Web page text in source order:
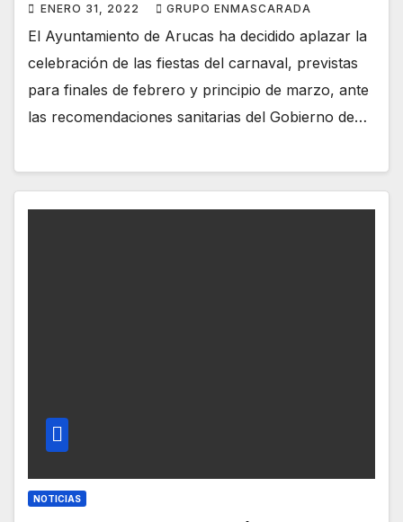
ENERO 31, 2022 GRUPO ENMASCARADA
El Ayuntamiento de Arucas ha decidido aplazar la
celebración de las fiestas del carnaval, previstas
para finales de febrero y principio de marzo, ante
las recomendaciones sanitarias del Gobierno de…
NOTICIAS